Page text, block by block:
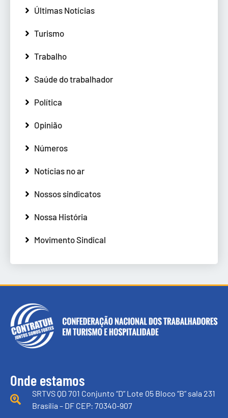
Últimas Notícias
Turismo
Trabalho
Saúde do trabalhador
Política
Opinião
Números
Notícias no ar
Nossos sindicatos
Nossa História
Movimento Sindical
Onde estamos
SRTVS QD 701 Conjunto “D” Lote 05 Bloco “B” sala 231
Brasília – DF CEP: 70340-907